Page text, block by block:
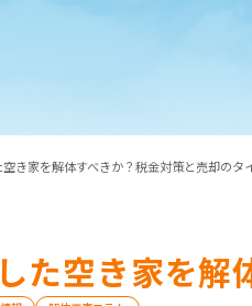
き家を解体すべきか？税金対策と売却のタ
た空き家を解